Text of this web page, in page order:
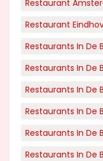
Restaurant
Restaurant
Restaurants In De
Restaurants In De
Restaurants In De
Restaurants In De
Restaurants In De
Restaurants In De